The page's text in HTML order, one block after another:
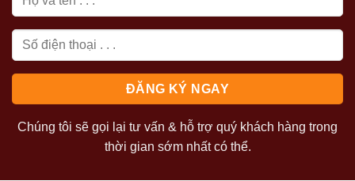
Chúng tôi sẽ gọi lại tư vấn & hỗ trợ quý khách hàng trong
thời gian sớm nhất có thể.